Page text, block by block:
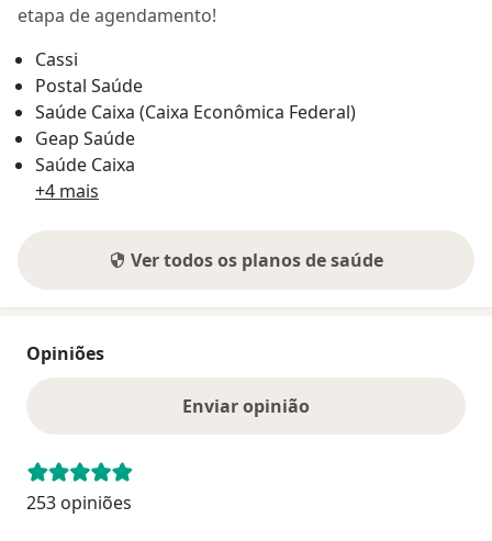
etapa de agendamento!
Cassi
Postal Saúde
Saúde Caixa (Caixa Econômica Federal)
Geap Saúde
Saúde Caixa
+4 mais
Ver todos os planos de saúde
Opiniões
Enviar opinião
253 opiniões